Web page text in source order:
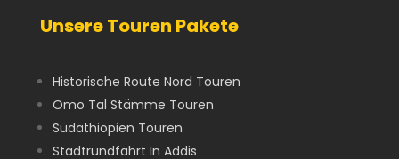
Unsere Touren Pakete
Historische Route Nord Touren
Omo Tal Stämme Touren
Südäthiopien Touren
Stadtrundfahrt In Addis